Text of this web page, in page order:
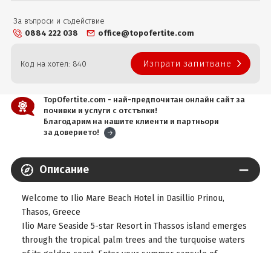
За въпроси и съдействие
0884 222 038
office@topofertite.com
Код на хотел: 840 Изпрати запитване
TopOfertite.com - най-предпочитан онлайн сайт за
почивки и услуги с отстъпки!
Благодарим на нашите клиенти и партньори
за доверието!
Описание
Welcome to Ilio Mare Beach Hotel in Dasillio Prinou,
Thasos, Greece
Ilio Mare Seaside 5-star Resort in Thassos island emerges
through the tropical palm trees and the turquoise waters